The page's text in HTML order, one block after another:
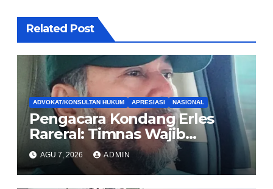
Related Post
ADVOKAT/KONSULTAN HUKUM APRESIASI NASIONAL
Pengacara Kondang Erles
Rareral: Timnas Wajib
Menang Lawan Singapura,
Jadi Kado HUT Kemerdekaan
untuk Rakyat
AGU 7, 2026 ADMIN